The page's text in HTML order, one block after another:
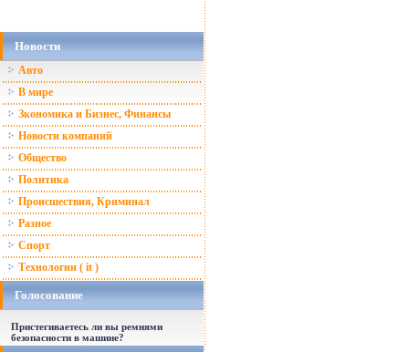
Новости
Авто
В мире
Зкономика и Бизнес, Финансы
Новости компаний
Общество
Политика
Происшествия, Криминал
Разное
Спорт
Технологии ( it )
Голосование
Пристегиваетесь ли вы ремнями
безопасности в машине?